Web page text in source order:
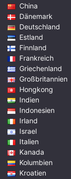
China
Dänemark
Deutschland
Estland
Finnland
Frankreich
Griechenland
Großbritannien
Hongkong
Indien
Indonesien
Irland
Israel
Italien
Kanada
Kolumbien
Kroatien